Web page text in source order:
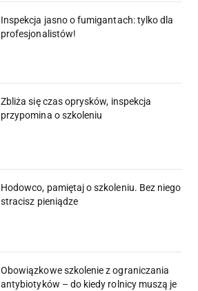
Inspekcja jasno o fumigantach: tylko dla
profesjonalistów!
Zbliża się czas oprysków, inspekcja
przypomina o szkoleniu
Hodowco, pamiętaj o szkoleniu. Bez niego
stracisz pieniądze
Obowiązkowe szkolenie z ograniczania
antybiotyków – do kiedy rolnicy muszą je